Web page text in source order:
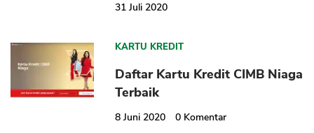
31 Juli 2020
KARTU KREDIT
Daftar Kartu Kredit CIMB Niaga
Terbaik
8 Juni 2020 0 Komentar